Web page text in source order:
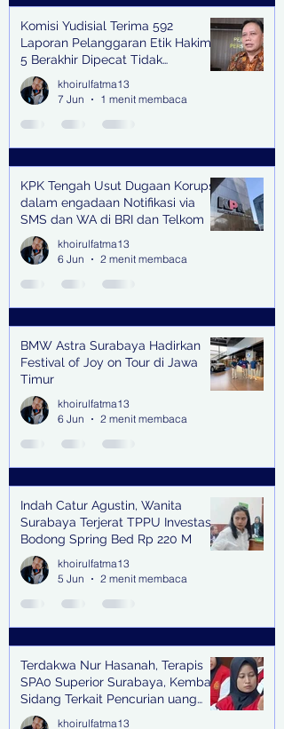
Komisi Yudisial Terima 592
Laporan Pelanggaran Etik Hakim,
5 Berakhir Dipecat Tidak
Terhormat
khoirulfatma13
7 Jun
1 menit membaca
KPK Tengah Usut Dugaan Korupsi
dalam engadaan Notifikasi via
SMS dan WA di BRI dan Telkom
khoirulfatma13
6 Jun
2 menit membaca
BMW Astra Surabaya Hadirkan
Festival of Joy on Tour di Jawa
Timur
khoirulfatma13
6 Jun
2 menit membaca
Indah Catur Agustin, Wanita
Surabaya Terjerat TPPU Investasi
Bodong Spring Bed Rp 220 M
khoirulfatma13
5 Jun
2 menit membaca
Terdakwa Nur Hasanah, Terapis
SPA0 Superior Surabaya, Kembali
Sidang Terkait Pencurian uang
senilai Rp1,285 M di PN Surabaya
khoirulfatma13